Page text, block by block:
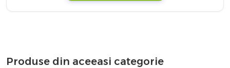
Produse din aceeasi categorie